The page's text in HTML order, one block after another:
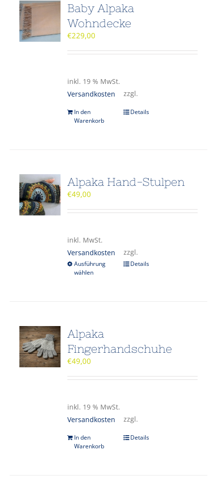
Baby Alpaka
Wohndecke
€229,00
inkl. 19 % MwSt.
zzgl.
Versandkosten
In den
Warenkorb
Details
Alpaka Hand-Stulpen
€49,00
inkl. MwSt.
zzgl.
Versandkosten
Ausführung
wählen
Details
Alpaka
Fingerhandschuhe
€49,00
inkl. 19 % MwSt.
zzgl.
Versandkosten
In den
Warenkorb
Details